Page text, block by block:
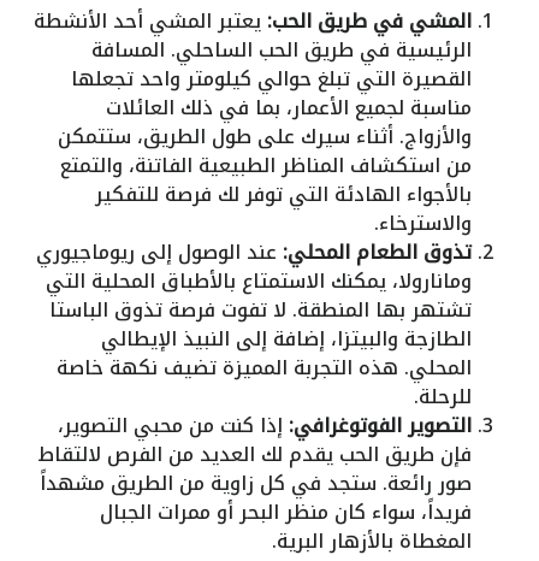
المشي في طريق الحب:يعتبر المشي أحد الأنشطة
الرئيسية في طريق الحب الساحلي. المسافة
القصيرة التي تبلغ حوالي كيلومتر واحد تجعلها
مناسبة لجميع الأعمار، بما في ذلك العائلات
والأزواج. أثناء سيرك على طول الطريق، ستتمكن
من استكشاف المناظر الطبيعية الفاتنة، والتمتع
بالأجواء الهادئة التي توفر لك فرصة للتفكير
والاسترخاء.
تذوق الطعام المحلي: عند الوصول إلى ريوماجيوري
ومانارولا، يمكنك الاستمتاع بالأطباق المحلية التي
تشتهر بها المنطقة. لا تفوت فرصة تذوق الباستا
الطازجة والبيتزا، إضافة إلى النبيذ الإيطالي
المحلي. هذه التجربة المميزة تضيف نكهة خاصة
للرحلة.
التصوير الفوتوغرافي: إذا كنت من محبي التصوير،
فإن طريق الحب يقدم لك العديد من الفرص لالتقاط
صور رائعة. ستجد في كل زاوية من الطريق مشهداً
فريداً، سواء كان منظر البحر أو ممرات الجبال
المغطاة بالأزهار البرية.